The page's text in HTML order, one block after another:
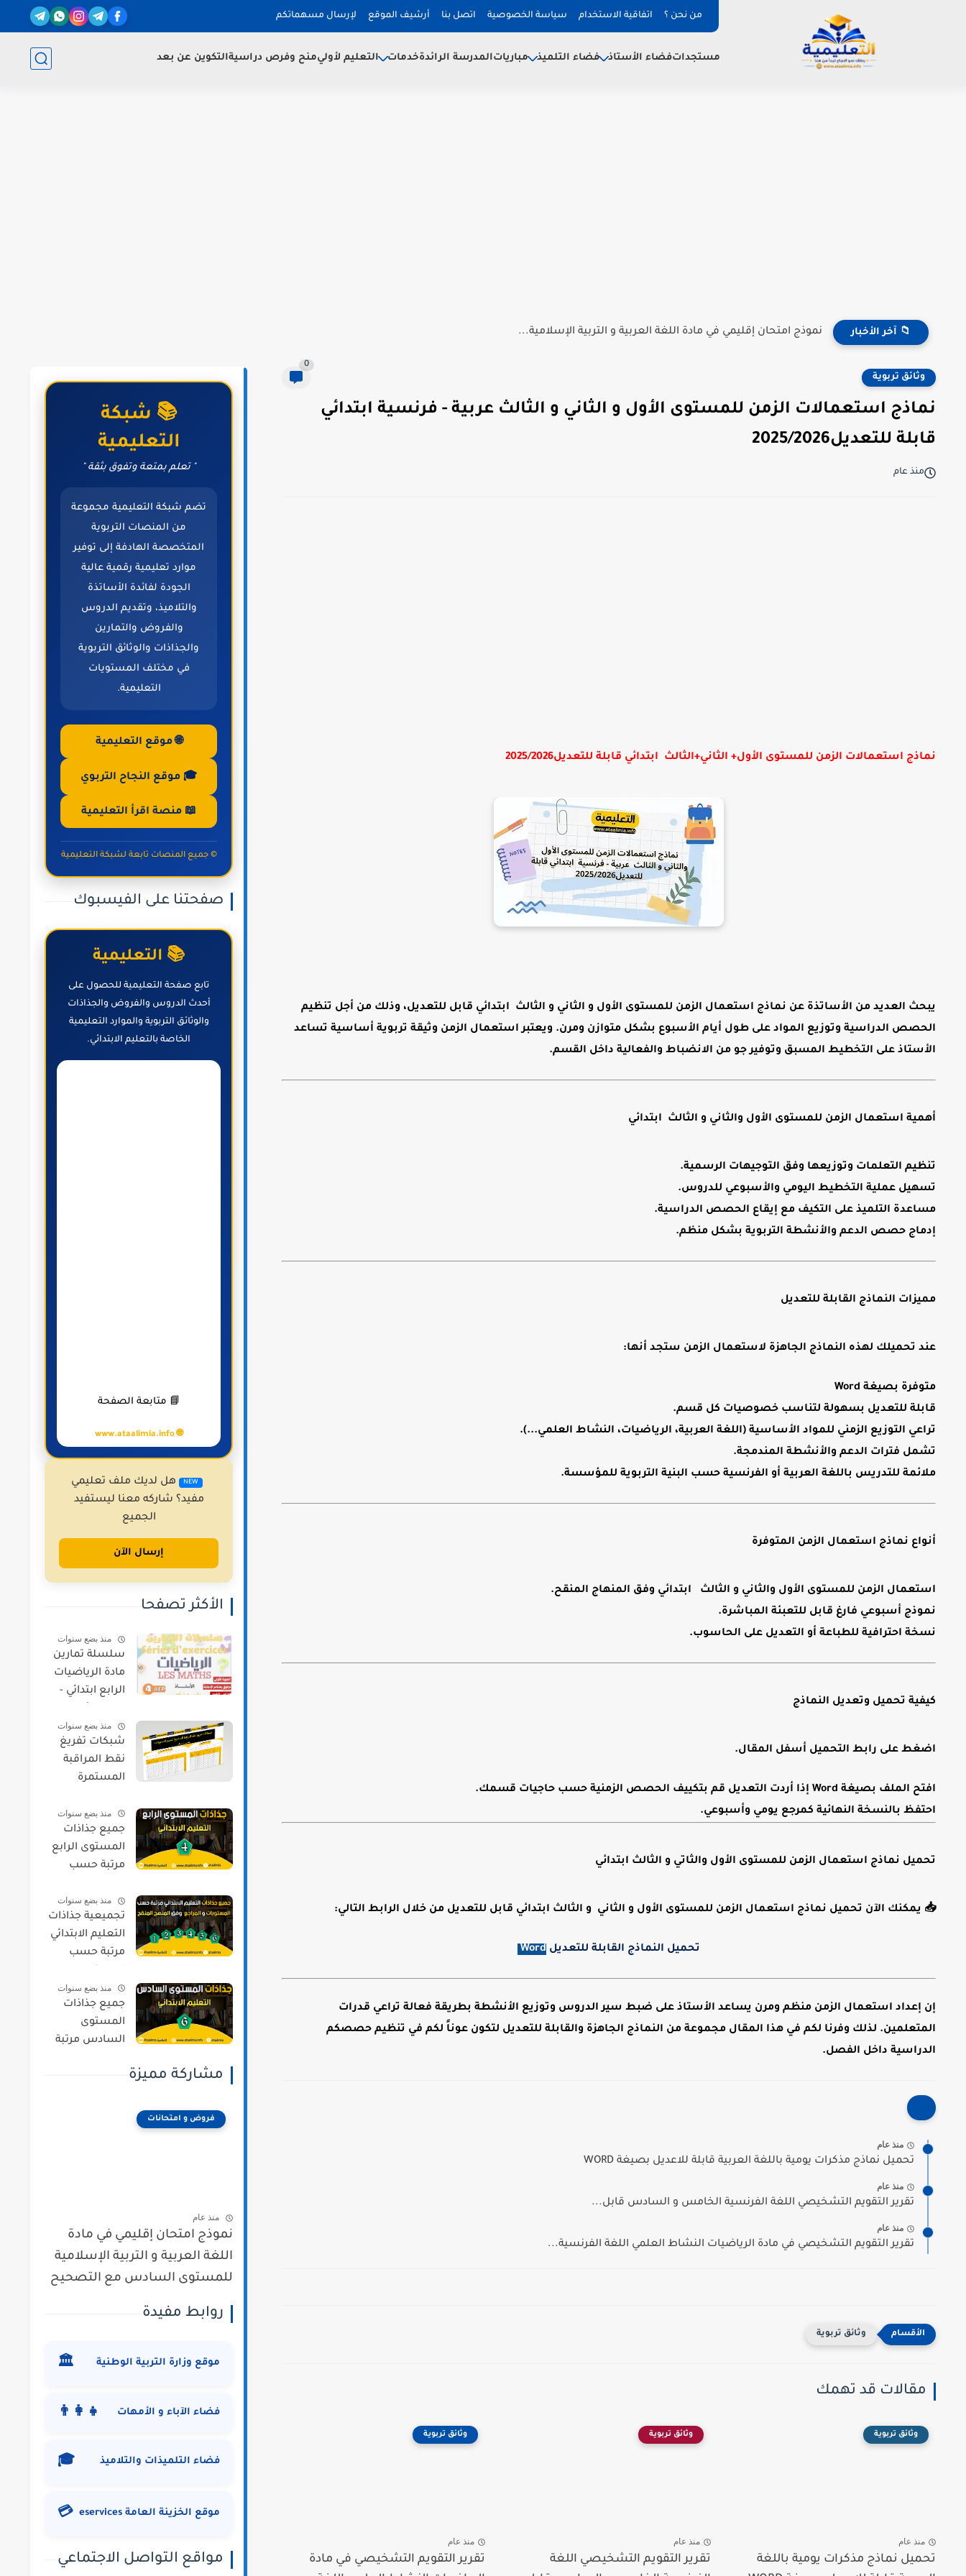
من نحن ؟ اتفاقية الاستخدام سياسة الخصوصية اتصل بنا أرشيف الموقع لإرسال مسهماتكم
مستجداتفضاء الأستاذ فضاء التلميذ مبارياتالمدرسة الرائدةخدمات التعليم لأوليمنح وفرص دراسيةالتكوين عن بعد
📁 آخر الأخبار نموذج امتحان إقليمي في مادة اللغة العربية و التربية الإسلامية...
وثائق تربوية
0
نماذج استعمالات الزمن للمستوى الأول و الثاني و الثالث عربية - فرنسية ابتدائي
قابلة للتعديل2025/2026
منذ عام
نماذج استعمالات الزمن للمستوى الأول+ الثاني+الثالث ابتدائي قابلة للتعديل2025/2026
يبحث العديد من الأساتذة عن نماذج استعمال الزمن للمستوى الأول و الثاني و الثالث ابتدائي قابل للتعديل، وذلك من أجل تنظيم
الحصص الدراسية وتوزيع المواد على طول أيام الأسبوع بشكل متوازن ومرن. ويعتبر استعمال الزمن وثيقة تربوية أساسية تساعد
الأستاذ على التخطيط المسبق وتوفير جو من الانضباط والفعالية داخل القسم.
أهمية استعمال الزمن للمستوى الأول والثاني و الثالث ابتدائي
تنظيم التعلمات وتوزيعها وفق التوجيهات الرسمية.
تسهيل عملية التخطيط اليومي والأسبوعي للدروس.
مساعدة التلميذ على التكيف مع إيقاع الحصص الدراسية.
إدماج حصص الدعم والأنشطة التربوية بشكل منظم.
مميزات النماذج القابلة للتعديل
عند تحميلك لهذه النماذج الجاهزة لاستعمال الزمن ستجد أنها:
متوفرة بصيغة Word
قابلة للتعديل بسهولة لتناسب خصوصيات كل قسم.
تراعي التوزيع الزمني للمواد الأساسية (اللغة العربية، الرياضيات، النشاط العلمي...).
تشمل فترات الدعم والأنشطة المندمجة.
ملائمة للتدريس باللغة العربية أو الفرنسية حسب البنية التربوية للمؤسسة.
أنواع نماذج استعمال الزمن المتوفرة
استعمال الزمن للمستوى الأول والثاني و الثالث ابتدائي وفق المنهاج المنقح.
نموذج أسبوعي فارغ قابل للتعبئة المباشرة.
نسخة احترافية للطباعة أو التعديل على الحاسوب.
كيفية تحميل وتعديل النماذج
اضغط على رابط التحميل أسفل المقال.
افتح الملف بصيغة Word إذا أردت التعديل قم بتكييف الحصص الزمنية حسب حاجيات قسمك.
احتفظ بالنسخة النهائية كمرجع يومي وأسبوعي.
تحميل نماذج استعمال الزمن للمستوى الأول والثاتي و الثالث ابتدائي
📥 يمكنك الآن تحميل نماذج استعمال الزمن للمستوى الأول و الثاني و الثالث ابتدائي قابل للتعديل من خلال الرابط التالي:
تحميل النماذج القابلة للتعديل Word
إن إعداد استعمال الزمن منظم ومرن يساعد الأستاذ على ضبط سير الدروس وتوزيع الأنشطة بطريقة فعالة تراعي قدرات
المتعلمين. لذلك وفرنا لكم في هذا المقال مجموعة من النماذج الجاهزة والقابلة للتعديل لتكون عوناً لكم في تنظيم حصصكم
الدراسية داخل الفصل.
منذ عام
تحميل نماذج مذكرات يومية باللغة العربية قابلة للاعديل بصيغة WORD
منذ عام
تقرير التقويم التشخيصي اللغة الفرنسية الخامس و السادس قابل...
منذ عام
تقرير التقويم التشخيصي في مادة الرياضيات النشاط العلمي اللغة الفرنسية...
وثائق تربوية
مقالات قد تهمك
وثائق تربوية
منذ عام
تحميل نماذج مذكرات يومية باللغة
وثائق تربوية
منذ عام
تقرير التقويم التشخيصي اللغة
وثائق تربوية
منذ عام
تقرير التقويم التشخيصي في مادة
📚 شبكة
التعليمية
" تعلم بمتعة وتفوق بثقة "
تضم شبكة التعليمية مجموعة
من المنصات التربوية
المتخصصة الهادفة إلى توفير
موارد تعليمية رقمية عالية
الجودة لفائدة الأساتذة
والتلاميذ، وتقديم الدروس
والفروض والتمارين
والجذاذات والوثائق التربوية
في مختلف المستويات
التعليمية.
🌐 موقع التعليمية
🎓 موقع النجاح التربوي
📖 منصة اقرأ التعليمية
© جميع المنصات تابعة لشبكة التعليمية
صفحتنا على الفيسبوك
📚 التعليمية
تابع صفحة التعليمية للحصول على
أحدث الدروس والفروض والجذاذات
والوثائق التربوية والموارد التعليمية
الخاصة بالتعليم الابتدائي.
📘 متابعة الصفحة
🌐 www.ataalimia.info
NEW
هل لديك ملف تعليمي
مفيد؟ شاركه معنا ليستفيد
الجميع
إرسال الآن
الأكثر تصفحا
منذ بضع سنوات
سلسلة تمارين
مادة الرياضيات
الرابع ابتدائي -
منذ بضع سنوات
شبكات تفريغ
نقط المراقبة
المستمرة
المستويات
حسب مسار
منذ بضع سنوات
جميع جذاذات
المستوى الرابع
مرتبة حسب
2021/2022
منذ بضع سنوات
تجميعية جذاذات
التعليم الابتدائي
مرتبة حسب
المراجع وفق
المنهج المنقح
منذ بضع سنوات
جميع جذاذات
المستوى
السادس مرتبة
مشاركة مميزة
فروض و امتحانات
منذ عام
نموذج امتحان إقليمي في مادة
اللغة العربية و التربية الإسلامية
للمستوى السادس مع التصحيح
روابط مفيدة
موقع وزارة التربية الوطنية 🏛️
فضاء الآباء و الأمهات 👨‍👩‍👧
فضاء التلميذات والتلاميذ 🎓
موقع الخزينة العامة eservices 💳
مواقع التواصل الاجتماعي